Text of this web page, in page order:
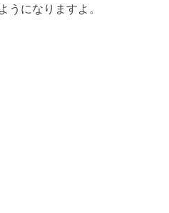
うになりますよ。